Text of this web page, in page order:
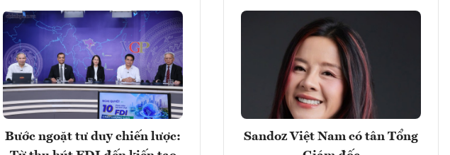
Bước ngoặt tư duy chiến lược:
Sandoz Việt Nam có tân Tổng